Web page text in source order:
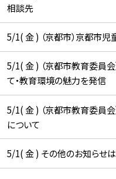
相談先
5/1( 金 ) （京都市）京都市
5/1( 金 ) （京都市教育委員会
て・教育環境の魅力を発信
5/1( 金 ) （京都市教育委員
について
5/1( 金 ) その他のお知らせは